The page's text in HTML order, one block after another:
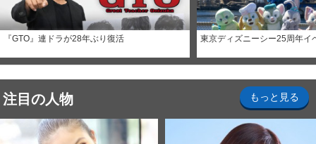
『GTO』連ドラが28年ぶり復活 東京ディズニーシー25周年イ
注目の人物 もっと見る